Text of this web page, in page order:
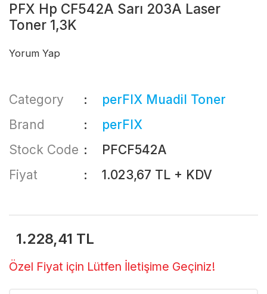
PFX Hp CF542A Sarı 203A Laser
Toner 1,3K
Yorum Yap
Category
perFIX Muadil Toner
Brand
perFIX
Stock Code
PFCF542A
Fiyat
1.023,67 TL + KDV
1.228,41 TL
Özel Fiyat için Lütfen İletişime Geçiniz!